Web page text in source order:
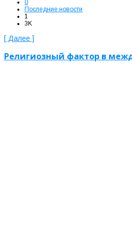
0
Последние новости
1
3K
[ Далее ]
Религиозный фактор в